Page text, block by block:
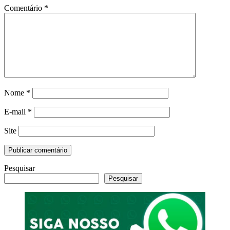
Comentário *
Nome *
E-mail *
Site
Pesquisar
Pesquisar